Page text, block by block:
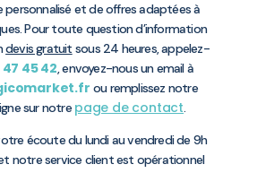
personnalisé et de offres adaptées à
Pour toute question d’information
devis gratuit sous 24 heures, appelez-
45 42, envoyez-nous un email à
ou remplissez notre
sur notre page de contact.
écoute du lundi au vendredi de 9h
et notre service client est opérationnel